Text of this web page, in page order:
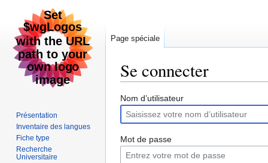
Se connecter
Aller
la
navigation
Aller
la
recherche
Nom d’utilisateur
Mot de passe
Page spéciale
Présentation
Inventaire des langues
Fiche type
Recherche
Universitaire